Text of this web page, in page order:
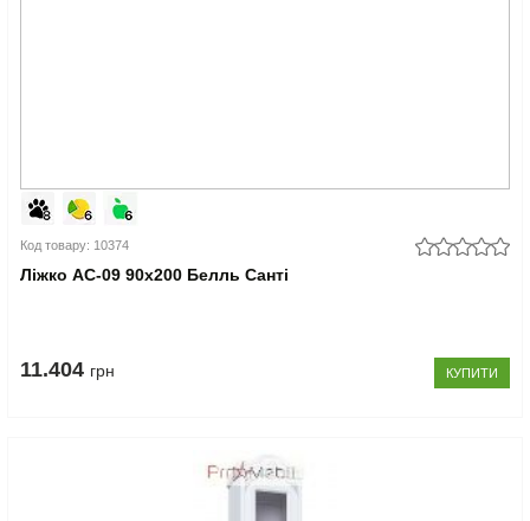
Код товару: 10374
Ліжко АС-09 90x200 Белль Санті
11.404 грн КУПИТИ